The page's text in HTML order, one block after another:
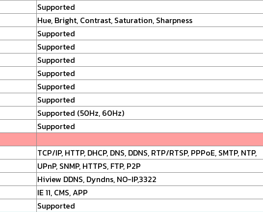
Supported
Hue, Bright, Contrast, Saturation, Sharpness
Supported
Supported
Supported
Supported
Supported
Supported
Supported (50Hz, 60Hz)
Supported
TCP/IP, HTTP, DHCP, DNS, DDNS, RTP/RTSP, PPPoE, SMTP, NTP,
UPnP, SNMP, HTTPS, FTP, P2P
Hiview DDNS, Dyndns, NO-IP,3322
IE 11, CMS, APP
Supported